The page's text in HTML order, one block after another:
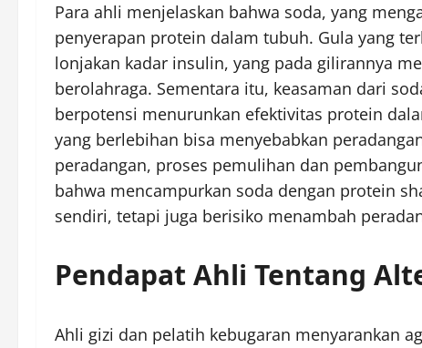
Para ahli menjelaskan bahwa soda, yang
penyerapan protein dalam tubuh. Gula yang
lonjakan kadar insulin, yang pada gilirannya
berolahraga. Sementara itu, keasaman dari
berpotensi menurunkan efektivitas protein
yang berlebihan bisa menyebabkan
peradangan, proses pemulihan dan
bahwa mencampurkan soda dengan protein
sendiri, tetapi juga berisiko menambah
Pendapat Ahli Tentang
Ahli gizi dan pelatih kebugaran menyarankan